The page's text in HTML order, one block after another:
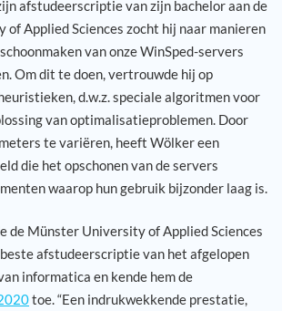
afstudeerscriptie van zijn bachelor aan de
Applied Sciences zocht hij naar manieren
van onze WinSped-servers
Om dit te doen, vertrouwde hij op
d.w.z. speciale algoritmen voor
van optimalisatieproblemen. Door
te variëren, heeft Wölker een
die het opschonen van de servers
waarop hun gebruik bijzonder laag is.
de Münster University of Applied Sciences
afstudeerscriptie van het afgelopen
informatica en kende hem de
toe. “Een indrukwekkende prestatie,